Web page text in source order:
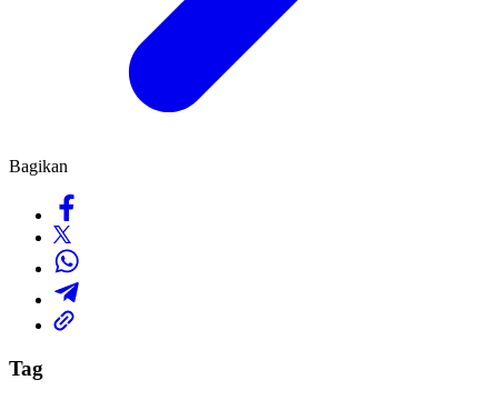
Bagikan
Tag